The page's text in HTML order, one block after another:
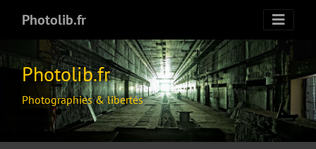
Photolib.fr
Photolib.fr
Photographies & libertés